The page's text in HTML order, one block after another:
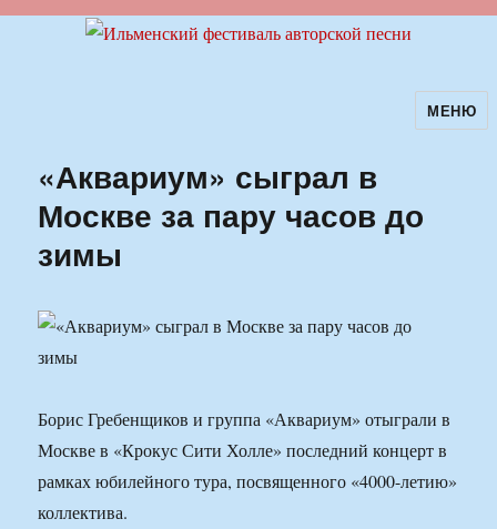
Ильменский фестиваль авторскойМЕНЮ
«Аквариум» сыграл в
Москве за пару часов до
зимы
Борис Гребенщиков и группа «Аквариум» отыграли в
Москве в «Крокус Сити Холле» последний концерт в
рамках юбилейного тура, посвященного «4000-летию»
коллектива.